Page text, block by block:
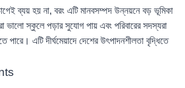
ব্যয় হয় না, বরং এটি মানবসম্পদ উন্নয়নে বড় ভূমিকা
ভালো স্কুলে পড়ার সুযোগ পায় এবং পরিবারের সদস্যরা
পারে। এটি দীর্ঘমেয়াদে দেশের উৎপাদনশীলতা বৃদ্ধিতে